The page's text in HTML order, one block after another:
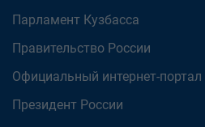
Парламент Кузбасса
Правительство России
Официальный интернет-
Президент России